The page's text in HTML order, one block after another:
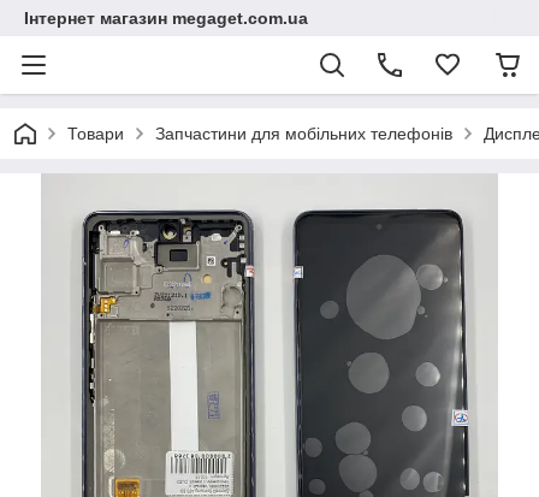
Інтернет магазин megaget.com.ua
Товари Запчастини для мобільних телефонів